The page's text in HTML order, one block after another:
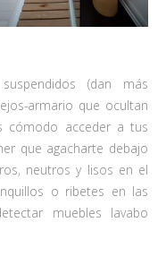
(dan más
armario que ocultan
cómodo acceder a tus
que agacharte debajo
neutros y lisos en el
o ribetes en las
muebles lavabo